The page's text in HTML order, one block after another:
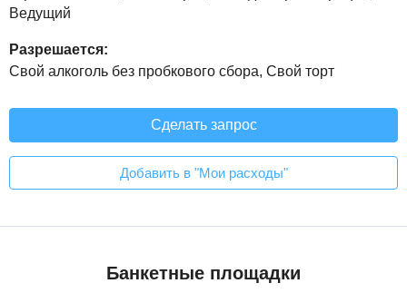
Ведущий
Разрешается:
Свой алкоголь без пробкового сбора, Свой торт
Сделать запрос
Добавить в "Мои расходы"
Банкетные площадки